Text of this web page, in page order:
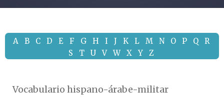
A B C D E F G H I J K L M N O P Q
R
S
T U V W X Y Z
Vocabulario hispano-árabe-militar